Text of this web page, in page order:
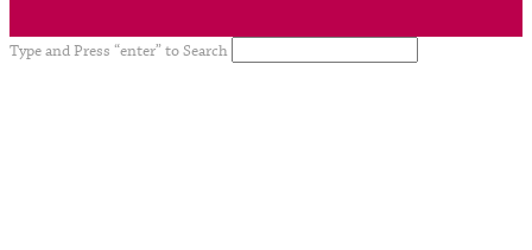
Type and Press “enter” to Search